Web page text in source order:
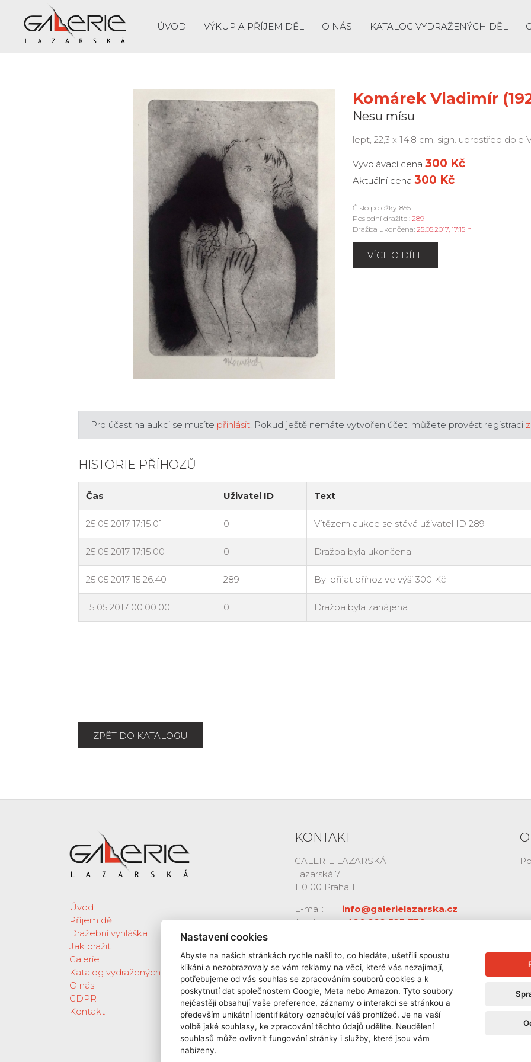
ÚVOD VÝKUP A PŘÍJEM DĚL O NÁS KATALOG VYDRAŽENÝCH DĚL
Komárek Vladimír
Nesu mísu
lept, 22,3 x 14,8 cm, sign. uprostřed dole
Vyvolávací cena 300 Kč
Aktuální cena 300 Kč
Číslo položky: 855
Poslední dražitel: 289
Dražba ukončena: 25.05.2017, 17:15 h
VÍCE O DÍLE
Pro účast na aukci se musíte přihlásit. Pokud ještě nemáte vytvořen účet, můžete provést registraci
HISTORIE PŘÍHOZŮ
ZPĚT DO KATALOGU
Úvod
Příjem děl
Dražební vyhláška
Jak dražit
Galerie
Katalog vydražených děl
O nás
GDPR
Kontakt
KONTAKT
GALERIE LAZARSKÁ
Lazarská 7
110 00 Praha 1
E-mail:
info@galerielazarska.cz
Telefon:
+420 222 523 739
Nastavení cookies
Abyste na našich stránkách rychle našli to, co hledáte, ušetřili spoustu
klikání a nezobrazovaly se vám reklamy na věci, které vás nezajímají,
potřebujeme od vás souhlas se zpracováním souborů cookies a k
poskytnutí dat společnostem Google, Meta nebo Amazon. Tyto soubory
nejčastěji obsahují vaše preference, záznamy o interakci se stránkou a
především unikátní identifikátory označující váš prohlížeč. Je na vaší
volbě jaké souhlasy, ke zpracování těchto údajů udělíte. Neudělení
souhlasů může ovlivnit fungování stránky i služby, které jsou vám
nabízeny.